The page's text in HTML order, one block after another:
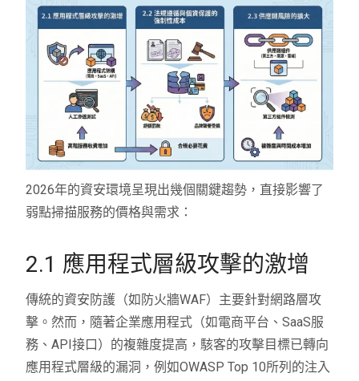
2026年的資安環境呈現出幾個關鍵趨勢，直接影響了
弱點掃描服務的價格與需求：
2.1 應用程式層級攻擊的激增
傳統的資安防護（如防火牆WAF）主要針對網路層攻
擊。然而，隨著企業應用程式（如電商平台、SaaS服
務、API接口）的複雜度提高，駭客的攻擊目標已轉向
應用程式層級的漏洞，例如OWASP Top 10所列的注入